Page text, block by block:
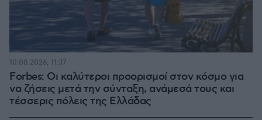
Forbes: Οι καλύτεροι προορισμοί στον κόσμο για
να ζήσεις μετά την σύνταξη, ανάμεσά τους και
τέσσερις πόλεις της Ελλάδας
10.08.2026, 11:37